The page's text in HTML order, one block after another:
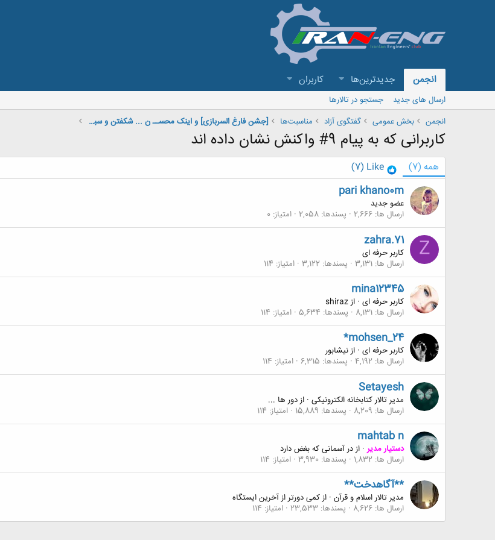
انجمن جدیدترین‌ها کاربران
ارسال های جدید
جستجو در تالارها
انجمن
بخش عمومی گفتگوی آزاد مناسبت‌ها [جشن فارغ السربازی] و اینک محســ ن ... شکفتن و سبز شدن در انتظار توست ...در انـتـظـار تـــ و !
کاربرانی که به پیام 9# واکنش نشان داده اند
همه (7)
Like
(7)
pari khano0m
عضو جدید
ارسال ها 2,666 پسندها 2,058 امتیاز 0
Z
zahra.71
کاربر حرفه ای
ارسال ها 3,131 پسندها 3,122 امتیاز 114
mina12345
کاربر حرفه ای · ازshiraz
ارسال ها 8,131 پسندها 5,634 امتیاز 114
*mohsen_24
کاربر حرفه ای · ازنيشابور
ارسال ها 4,192 پسندها 6,315 امتیاز 114
Setayesh
مدیر تالار کتابخانه الکترونیکی · ازدور ها ...
ارسال ها 8,209 پسندها 15,889 امتیاز 114
mahtab n
دستیار مدیر · ازدر آسمانی که بغض دارد
ارسال ها 1,832 پسندها 3,930 امتیاز 114
**آگاهدخت**
مدیر تالار اسلام و قرآن · ازکمی دورتر از آخرین ایستگاه
ارسال ها 8,626 پسندها 23,533 امتیاز 114